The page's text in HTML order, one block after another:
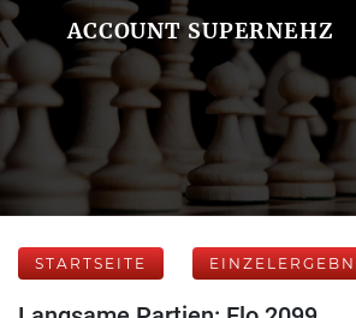
ACCOUNT SUPERNEHZ
STARTSEITE